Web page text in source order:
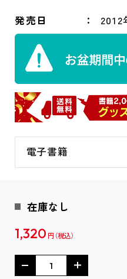
発売日 2012
電子書籍
在庫なし
1,320 円